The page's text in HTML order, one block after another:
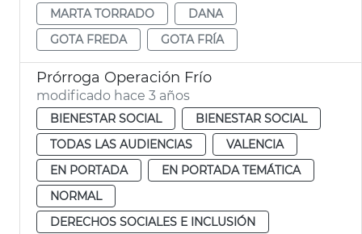
MARTA TORRADO
DANA
GOTA FREDA
GOTA FRÍA
Prórroga Operación Frío
modificado hace 3 años
BIENESTAR SOCIAL
BIENESTAR SOCIAL
TODAS LAS AUDIENCIAS
VALENCIA
EN PORTADA
EN PORTADA TEMÁTICA
NORMAL
DERECHOS SOCIALES E INCLUSIÓN